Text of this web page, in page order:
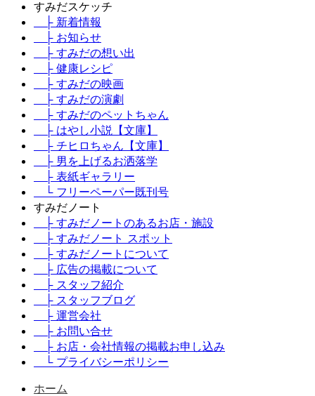
すみだスケッチ
├ 新着情報
├ お知らせ
├ すみだの想い出
├ 健康レシピ
├ すみだの映画
├ すみだの演劇
├ すみだのペットちゃん
├ はやし小説【文庫】
├ チヒロちゃん【文庫】
├ 男を上げるお洒落学
├ 表紙ギャラリー
└ フリーペーパー既刊号
すみだノート
├ すみだノートのあるお店・施設
├ すみだノート スポット
├ すみだノートについて
├ 広告の掲載について
├ スタッフ紹介
├ スタッフブログ
├ 運営会社
├ お問い合せ
├ お店・会社情報の掲載お申し込み
└ プライバシーポリシー
ホーム